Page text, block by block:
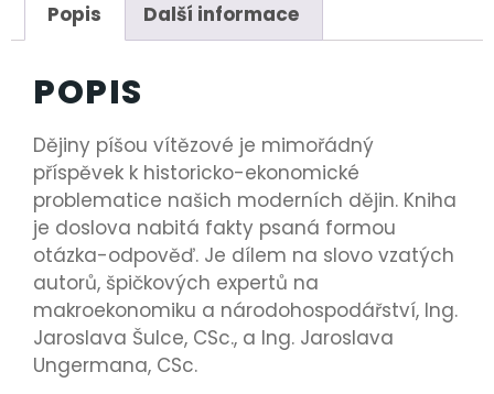
Popis Další informace
POPIS
Dějiny píšou vítězové je mimořádný
příspěvek k historicko-ekonomické
problematice našich moderních dějin. Kniha
je doslova nabitá fakty psaná formou
otázka-odpověď. Je dílem na slovo vzatých
autorů, špičkových expertů na
makroekonomiku a národohospodářství, Ing.
Jaroslava Šulce, CSc., a Ing. Jaroslava
Ungermana, CSc.